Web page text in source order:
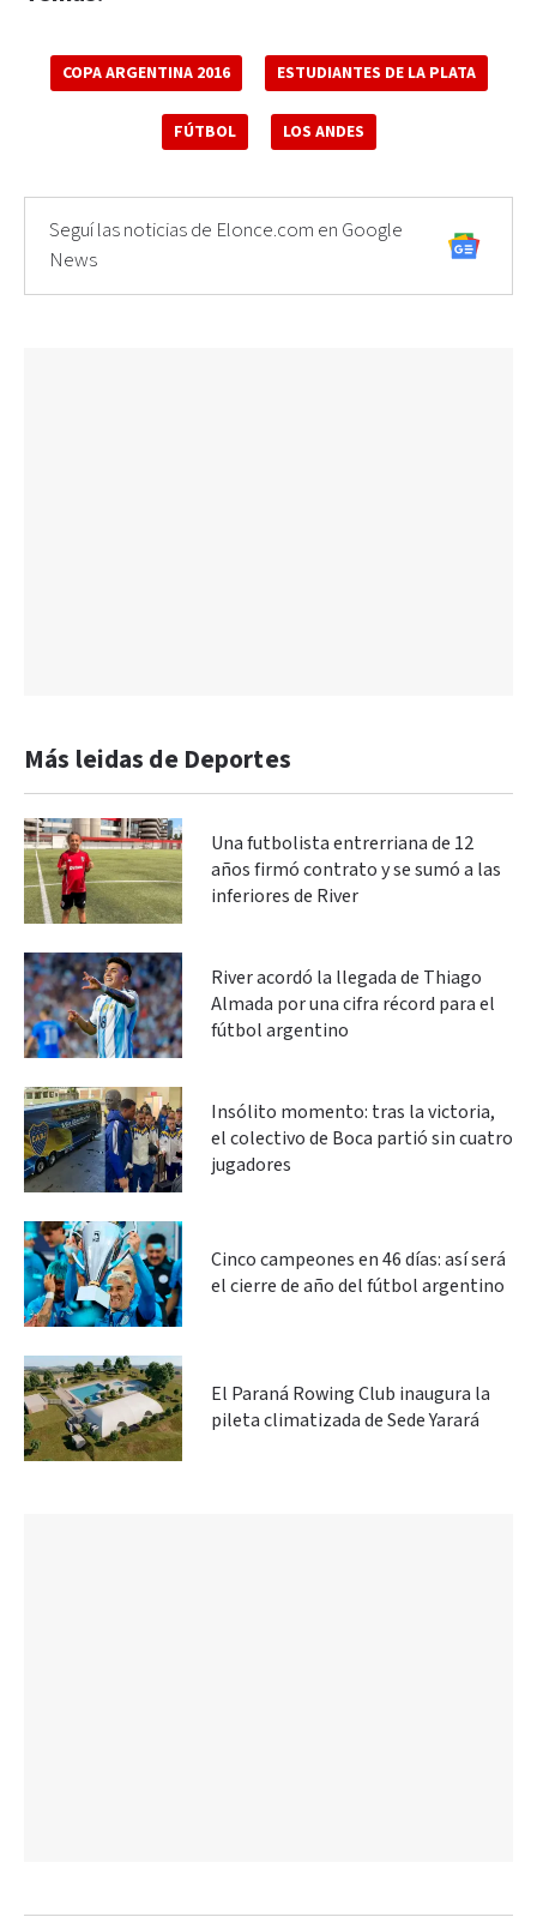
COPA ARGENTINA 2016 ESTUDIANTES DE LA PLATA
FÚTBOL LOS ANDES
Seguí las noticias de Elonce.com en Google
News
Más leidas de Deportes
Una futbolista entrerriana de 12
años firmó contrato y se sumó a las
inferiores de River
River acordó la llegada de Thiago
Almada por una cifra récord para el
fútbol argentino
Insólito momento: tras la victoria,
el colectivo de Boca partió sin cuatro
jugadores
Cinco campeones en 46 días: así será
el cierre de año del fútbol argentino
El Paraná Rowing Club inaugura la
pileta climatizada de Sede Yarará